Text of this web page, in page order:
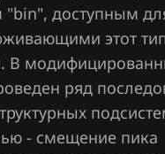
доступным
этот
В
ряд
- смещение пика